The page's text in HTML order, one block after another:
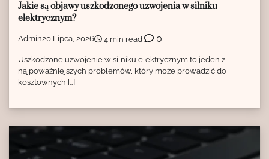
Jakie są objawy uszkodzonego uzwojenia w silniku
elektrycznym?
Admin20 Lipca, 2026 4 min read 0
Uszkodzone uzwojenie w silniku elektrycznym to jeden z
najpoważniejszych problemów, który może prowadzić do
kosztownych […]